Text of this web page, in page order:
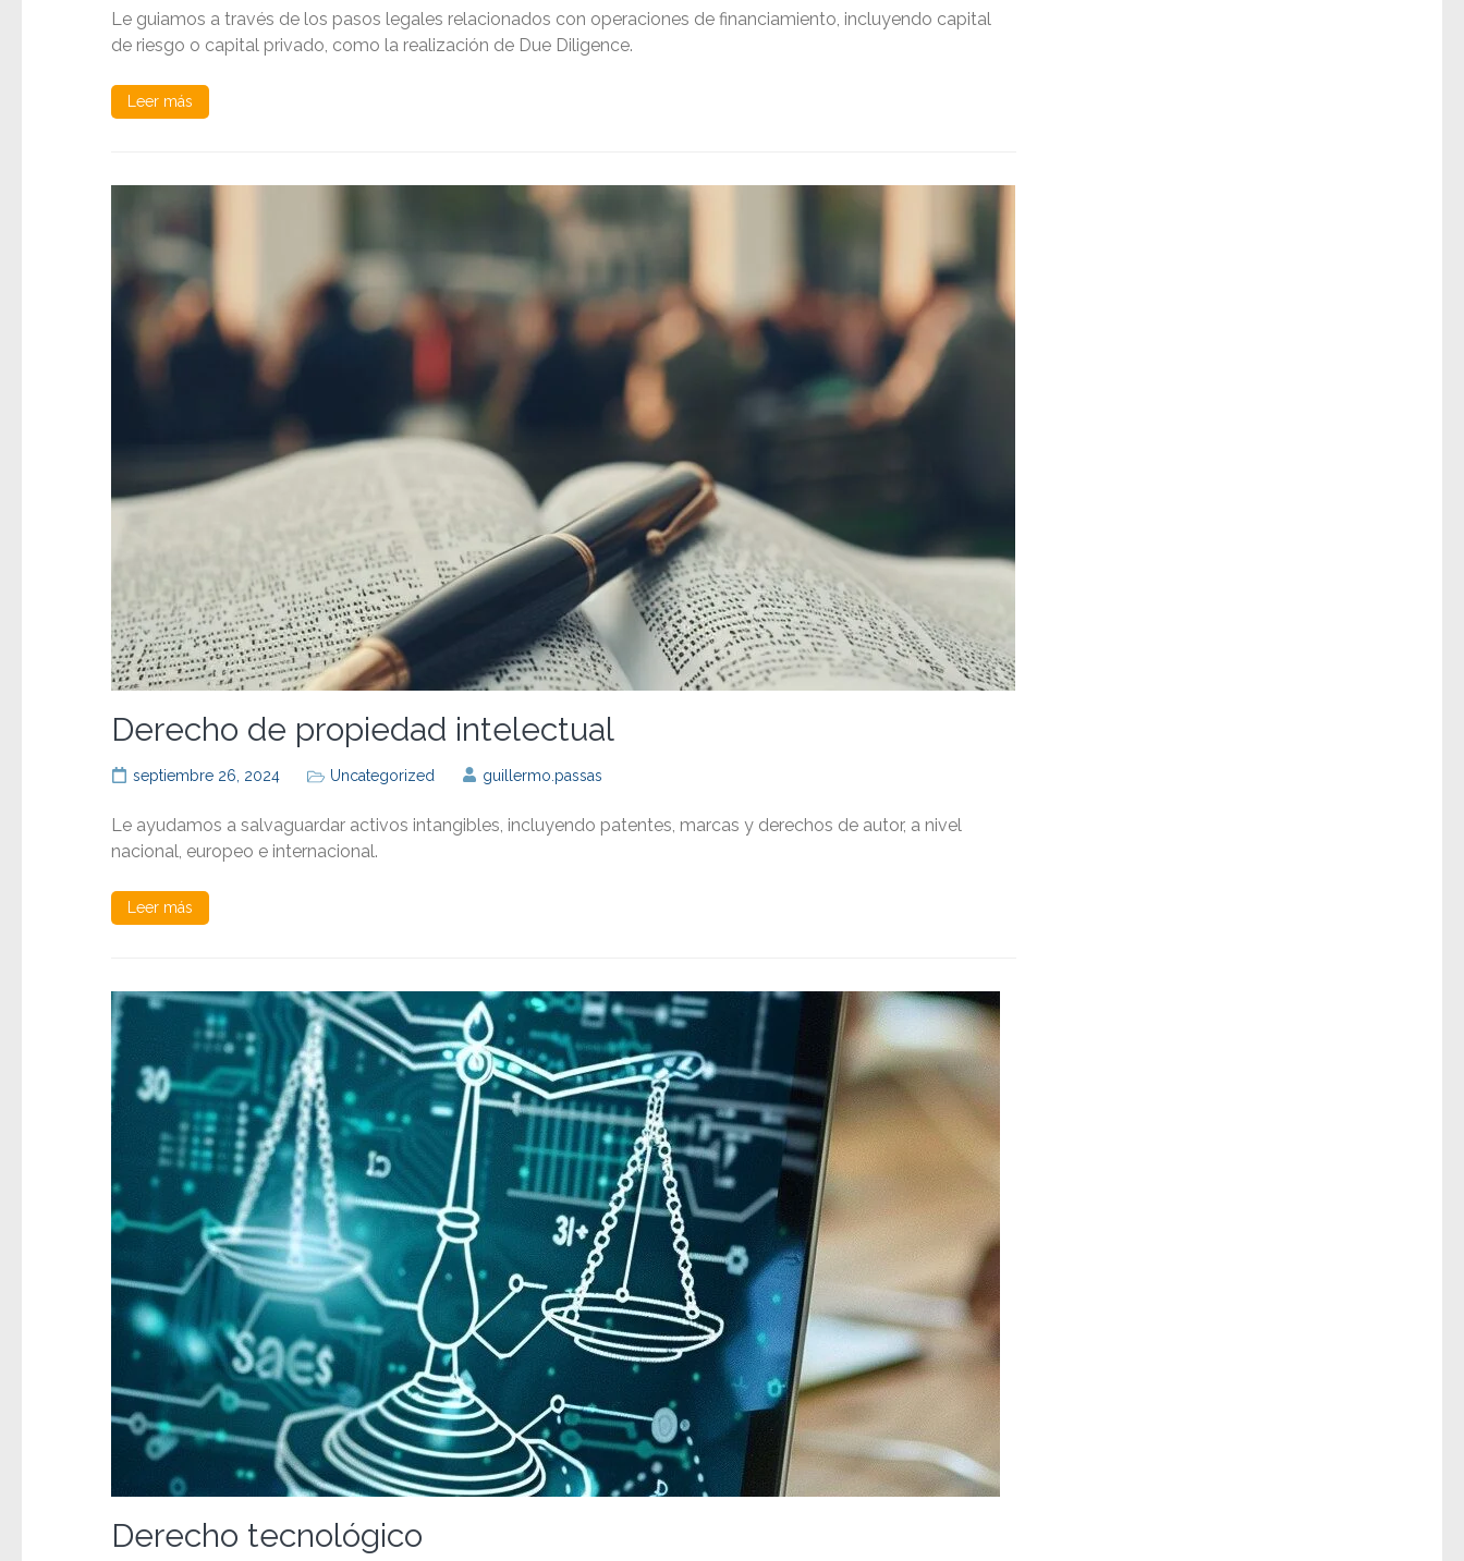
Le guiamos a través de los pasos legales relacionados con operaciones de financiamiento, incluyendo capital
de riesgo o capital privado, como la realización de Due Diligence.
Leer más
Derecho de propiedad intelectual
septiembre 26, 2024 Uncategorized guillermo.passas
Le ayudamos a salvaguardar activos intangibles, incluyendo patentes, marcas y derechos de autor, a nivel
nacional, europeo e internacional.
Leer más
Derecho tecnológico